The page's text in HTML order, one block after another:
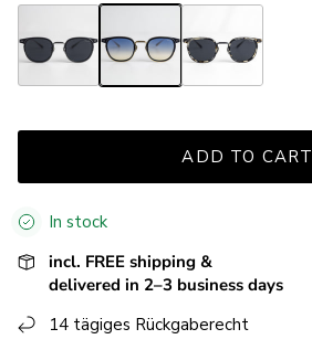
ADD TO CART
In stock
incl. FREE shipping &
delivered in 2–3 business days
14 tägiges Rückgaberecht